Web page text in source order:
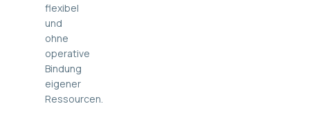
flexibel
und
ohne
operative
Bindung
eigener
Ressourcen.